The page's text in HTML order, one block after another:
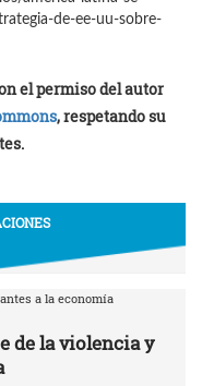
de-ee-uu-sobre-
el permiso del autor
, respetando su
a la economía
de la violencia y